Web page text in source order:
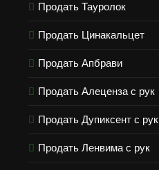
Продать Тауролок
Продать Цинакальцет
Продать Апбрави
Продать Алеценза с рук
Продать Дупиксент с рук
Продать Ленвима с рук